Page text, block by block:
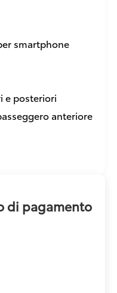
smartphone
e posteriori
anteriore
di pagamento